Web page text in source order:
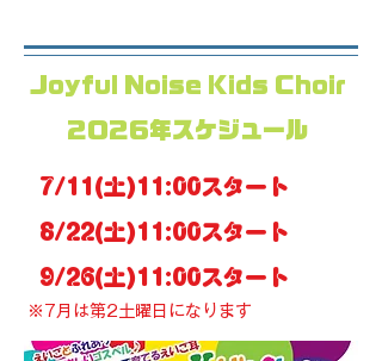
Joyful Noise Kids Choir
2026年スケジュール
7/11(土)11:00スタート
8/22(土)11:00スタート
9/26(土)11:00スタート
※7月は第2土曜日になります